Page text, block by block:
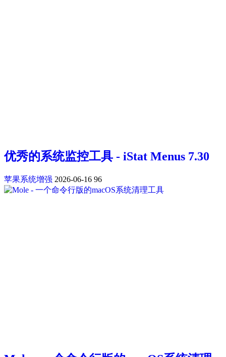
优秀的系统监控工具 - iStat Menus 7.30
苹果系统增强 2026-06-16 96